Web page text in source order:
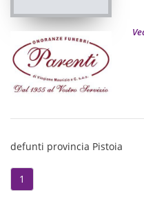
defunti provincia Pistoia
1